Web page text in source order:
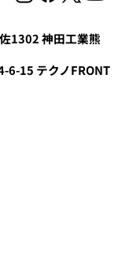
1302 神田工業熊
15 テクノFRONT